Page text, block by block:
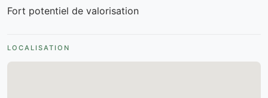
Fort potentiel de valorisation
LOCALISATION